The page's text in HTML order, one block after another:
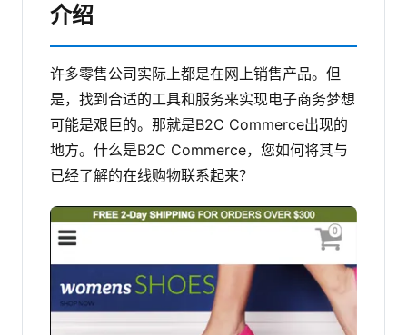
介绍
许多零售公司实际上都是在网上销售产品。但
是，找到合适的工具和服务来实现电子商务梦想
可能是艰巨的。那就是B2C Commerce出现的
地方。什么是B2C Commerce，您如何将其与
已经了解的在线购物联系起来？